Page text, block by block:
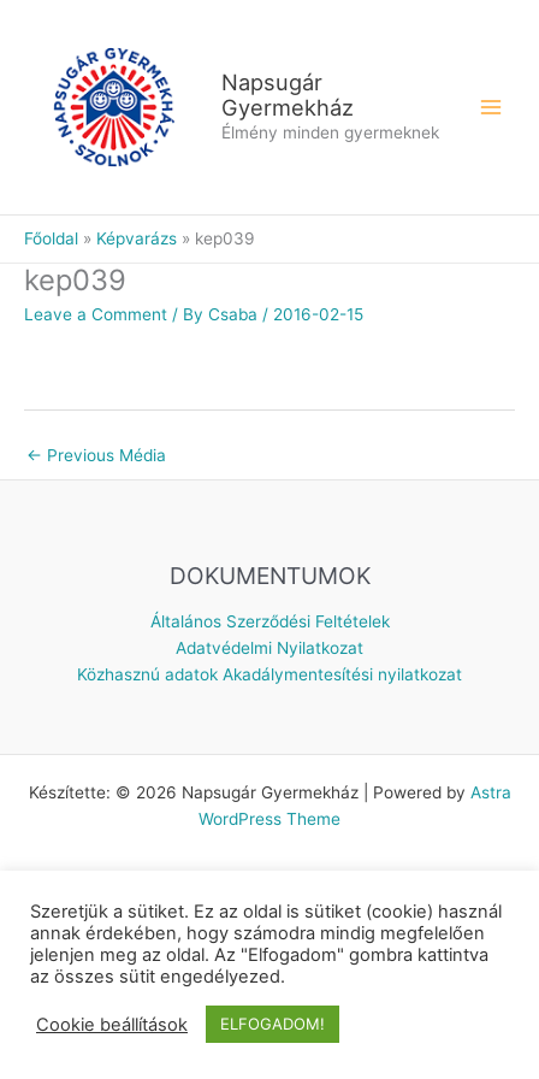
Napsugár
Gyermekház
Élmény minden gyermeknek
Főoldal Képvarázs kep039
kep039
Leave a Comment / By Csaba / 2016-02-15
← Previous Média
DOKUMENTUMOK
Általános Szerződési Feltételek
Adatvédelmi Nyilatkozat
Közhasznú adatok Akadálymentesítési nyilatkozat
Készítette: © 2026 Napsugár Gyermekház | Powered by Astra
WordPress Theme
Szeretjük a sütiket. Ez az oldal is sütiket (cookie) használ
annak érdekében, hogy számodra mindig megfelelően
jelenjen meg az oldal. Az "Elfogadom" gombra kattintva
az összes sütit engedélyezed.
Cookie beállítások ELFOGADOM!